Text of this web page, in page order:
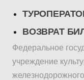
ВОЗВРАТ
Федеральное
учреждение